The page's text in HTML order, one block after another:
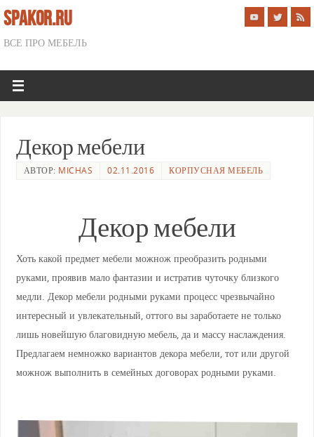
SPAKOR.RU
ВСЕ ПРО МЕБЕЛЬ
Декор мебели
АВТОР: MICHAS 02.11.2016 КОРПУСНАЯ МЕБЕЛЬ
Декор мебели
Хоть какой предмет мебели можнож преобразить родными
руками, проявив мало фантазии и истратив чуточку близкого
медли. Декор мебели родными руками процесс чрезвычайно
интересный и увлекательный, оттого вы заработаете не только
лишь новейшую благовидную мебель, да и массу наслаждения.
Предлагаем немножко вариантов декора мебели, тот или другой
можнож выполнить в семейных договорах родными руками.